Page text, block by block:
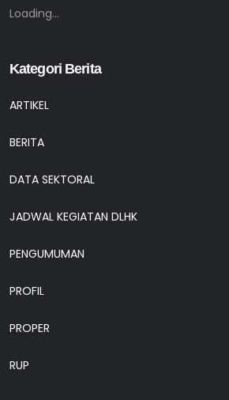
Loading...
Kategori Berita
ARTIKEL
BERITA
DATA SEKTORAL
JADWAL KEGIATAN DLHK
PENGUMUMAN
PROFIL
PROPER
RUP